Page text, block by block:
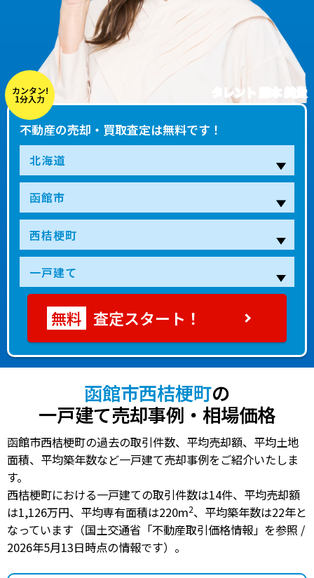
タレント 藤本 美貴
カンタン!
1分入力
不動産の売却・買取査定は無料です！
査定スタート！
函館市西桔梗町の
一戸建て売却事例・相場価格
函館市西桔梗町の過去の取引件数、平均売却額、平均土地
面積、平均築年数など一戸建て売却事例をご紹介いたしま
す。
西桔梗町における一戸建ての取引件数は14件、 平均売却額
は1,126万円、 平均専有面積は220m2、 平均築年数は22年と
なっています（国土交通省「不動産取引価格情報」を参照 /
2026年5月13日時点の情報です）。